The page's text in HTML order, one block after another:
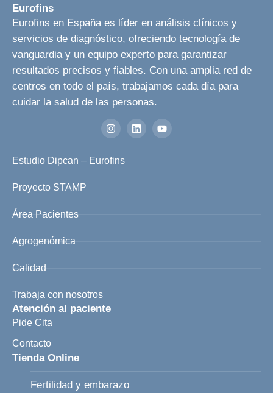
Eurofins
Eurofins en España es líder en análisis clínicos y
servicios de diagnóstico, ofreciendo tecnología de
vanguardia y un equipo experto para garantizar
resultados precisos y fiables. Con una amplia red de
centros en todo el país, trabajamos cada día para
cuidar la salud de las personas.
Estudio Dipcan – Eurofins
Proyecto STAMP
Área Pacientes
Agrogenómica
Calidad
Trabaja con nosotros
Atención al paciente
Pide Cita
Contacto
Tienda Online
Fertilidad y embarazo